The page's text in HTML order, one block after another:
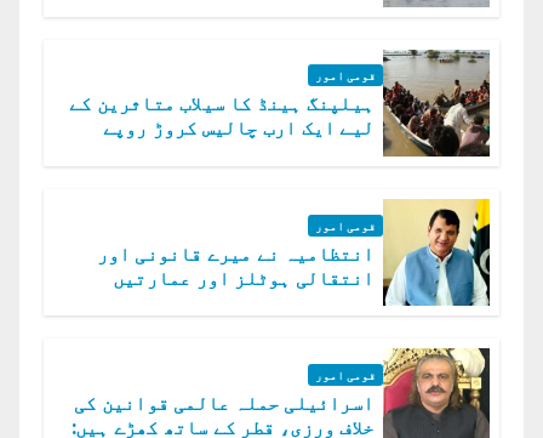
قومی امور
ہیلپنگ ہینڈ کا سیلاب متاثرین کے
لیے ایک ارب چالیس کروڑ روپے
قومی امور
انتظامیہ نے میرے قانونی اور
انتقالی ہوٹلز اور عمارتیں
قومی امور
اسرائیلی حملہ عالمی قوانین کی
خلاف ورزی، قطر کے ساتھ کھڑے ہیں: